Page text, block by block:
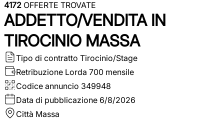
4172 OFFERTE TROVATE
ADDETTO/VENDITA IN
TIROCINIO MASSA
Tipo di contratto Tirocinio/Stage
Retribuzione Lorda 700 mensile
Codice annuncio 349948
Data di pubblicazione 6/8/2026
Città Massa